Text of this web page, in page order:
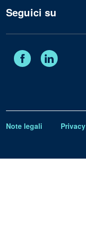
Seguici su
Facebook
Note legali Privacy